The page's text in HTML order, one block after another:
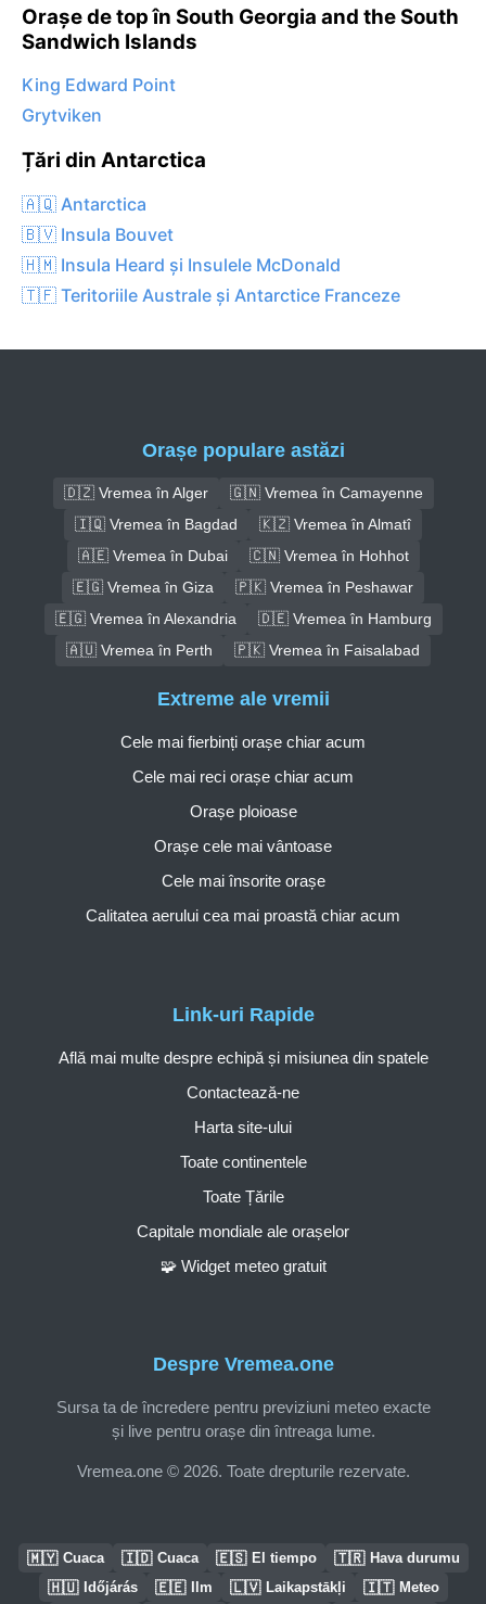
Orașe de top în South Georgia and the South
Sandwich Islands
King Edward Point
Grytviken
Țări din Antarctica
🇦🇶 Antarctica
🇧🇻 Insula Bouvet
🇭🇲 Insula Heard și Insulele McDonald
🇹🇫 Teritoriile Australe și Antarctice Franceze
Orașe populare astăzi
🇩🇿 Vremea în Alger
🇬🇳 Vremea în Camayenne
🇮🇶 Vremea în Bagdad
🇰🇿 Vremea în Almatî
🇦🇪 Vremea în Dubai
🇨🇳 Vremea în Hohhot
🇪🇬 Vremea în Giza
🇵🇰 Vremea în Peshawar
🇪🇬 Vremea în Alexandria
🇩🇪 Vremea în Hamburg
🇦🇺 Vremea în Perth
🇵🇰 Vremea în Faisalabad
Despre Vremea.one
Sursa ta de încredere pentru previziuni meteo exacte
și live pentru orașe din întreaga lume.
Vremea.one © 2026. Toate drepturile rezervate.
Link-uri Rapide
Află mai multe despre echipă și misiunea din spatele
Contactează-ne
Harta site-ului
Toate continentele
Toate Țările
Capitale mondiale ale orașelor
🧩 Widget meteo gratuit
Extreme ale vremii
Cele mai fierbinți orașe chiar acum
Cele mai reci orașe chiar acum
Orașe ploioase
Orașe cele mai vântoase
Cele mai însorite orașe
Calitatea aerului cea mai proastă chiar acum
🇲🇾 Cuaca 🇮🇩 Cuaca 🇪🇸 El tiempo 🇹🇷 Hava durumu
🇭🇺 Időjárás 🇪🇪 Ilm 🇱🇻 Laikapstākļi 🇮🇹 Meteo